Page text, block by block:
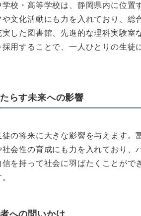
校・高等学校は、静岡県内に位
文化活動にも力を入れており、
した図書館、先進的な理科実験室
用することで、一人ひとりの生
らす未来への影響
の将来に大きな影響を与えます
社会性の育成にも力を入れており
信を持って社会に羽ばたくことが
への問いかけ